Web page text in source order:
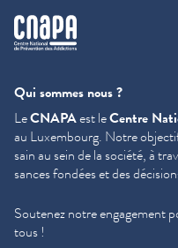
cnapa
Qui sommes nous ?
LeCNAPAest leCentre
au Luxembourg. Notre
sain au sein de la société, à
sances fondées et des
Soutenez notre engagement
tous !